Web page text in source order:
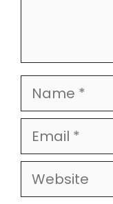
Name
Email
Website